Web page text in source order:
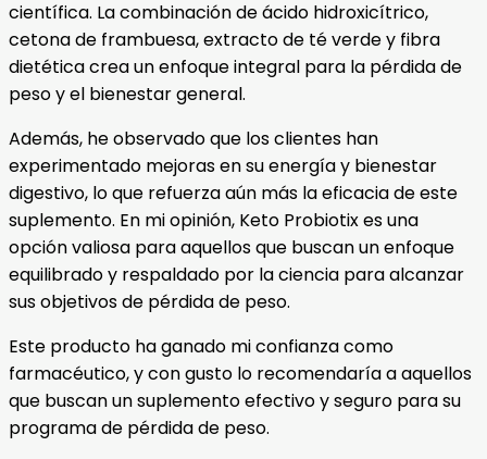
científica. La combinación de ácido hidroxicítrico,
cetona de frambuesa, extracto de té verde y fibra
dietética crea un enfoque integral para la pérdida de
peso y el bienestar general.
Además, he observado que los clientes han
experimentado mejoras en su energía y bienestar
digestivo, lo que refuerza aún más la eficacia de este
suplemento. En mi opinión, Keto Probiotix es una
opción valiosa para aquellos que buscan un enfoque
equilibrado y respaldado por la ciencia para alcanzar
sus objetivos de pérdida de peso.
Este producto ha ganado mi confianza como
farmacéutico, y con gusto lo recomendaría a aquellos
que buscan un suplemento efectivo y seguro para su
programa de pérdida de peso.